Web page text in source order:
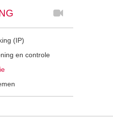
(IP)
en controle